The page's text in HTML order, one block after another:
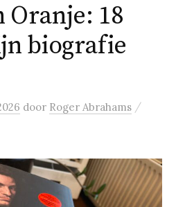
18
biografie
door Roger Abrahams /